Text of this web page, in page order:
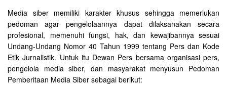
Media siber memiliki karakter khusus sehingga memerlukan
pedoman agar pengelolaannya dapat dilaksanakan secara
profesional, memenuhi fungsi, hak, dan kewajibannya sesuai
Undang-Undang Nomor 40 Tahun 1999 tentang Pers dan Kode
Etik Jurnalistik. Untuk itu Dewan Pers bersama organisasi pers,
pengelola media siber, dan masyarakat menyusun Pedoman
Pemberitaan Media Siber sebagai berikut: